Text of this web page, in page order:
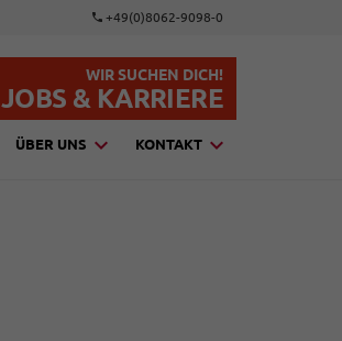
+49(0)8062-9098-0
WIR SUCHEN DICH!
JOBS & KARRIERE
ÜBER UNS KONTAKT